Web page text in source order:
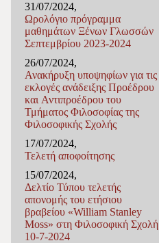
31/07/2024,
Ωρολόγιο πρόγραμμα
μαθημάτων Ξένων Γλωσσών
Σεπτεμβρίου 2023-2024
26/07/2024,
Ανακήρυξη υποψηφίων για τις
εκλογές ανάδειξης Προέδρου
και Αντιπροέδρου του
Τμήματος Φιλοσοφίας της
Φιλοσοφικής Σχολής
17/07/2024,
Τελετή αποφοίτησης
15/07/2024,
Δελτίο Τύπου τελετής
απονομής του ετήσιου
βραβείου «William Stanley
Moss» στη Φιλοσοφική Σχολή
10-7-2024